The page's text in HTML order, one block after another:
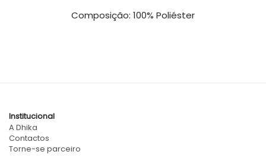
Composição: 100% Poliéster
Institucional
A Dhika
Contactos
Torne-se parceiro